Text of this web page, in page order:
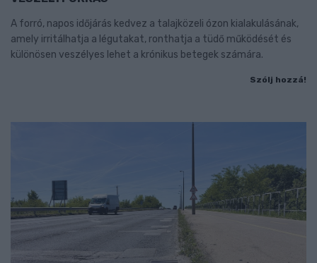
A forró, napos időjárás kedvez a talajközeli ózon kialakulásának,
amely irritálhatja a légutakat, ronthatja a tüdő működését és
különösen veszélyes lehet a krónikus betegek számára.
Szólj hozzá!